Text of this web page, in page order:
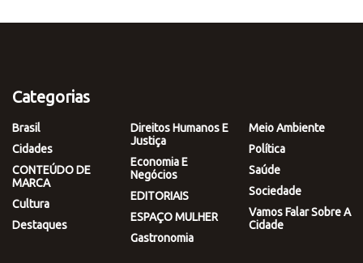
Categorias
Brasil
Cidades
CONTEÚDO DE
MARCA
Cultura
Destaques
Direitos Humanos E
Justiça
Economia E
Negócios
EDITORIAIS
ESPAÇO MULHER
Gastronomia
Meio Ambiente
Política
Saúde
Sociedade
Vamos Falar Sobre A
Cidade